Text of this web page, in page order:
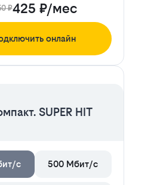
₽425 ₽/мес
онлайн
SUPER HIT
с 500 Мбит/с